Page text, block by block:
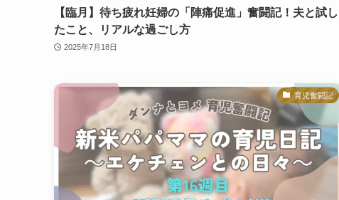
【臨月】待ち疲れ妊婦の「陣痛促進」奮闘記！夫と試し
たこと、リアルな過ごし方
2025年7月18日
育児奮闘記